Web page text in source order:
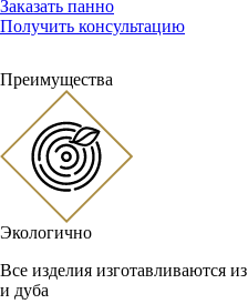
Заказать панно
Получить консультацию
Преимущества
Экологично
Все изделия изготавливаются
и дуба